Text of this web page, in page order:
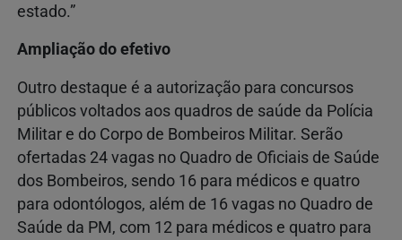
estado.”
Ampliação do efetivo
Outro destaque é a autorização para concursos
públicos voltados aos quadros de saúde da Polícia
Militar e do Corpo de Bombeiros Militar. Serão
ofertadas 24 vagas no Quadro de Oficiais de Saúde
dos Bombeiros, sendo 16 para médicos e quatro
para odontólogos, além de 16 vagas no Quadro de
Saúde da PM, com 12 para médicos e quatro para